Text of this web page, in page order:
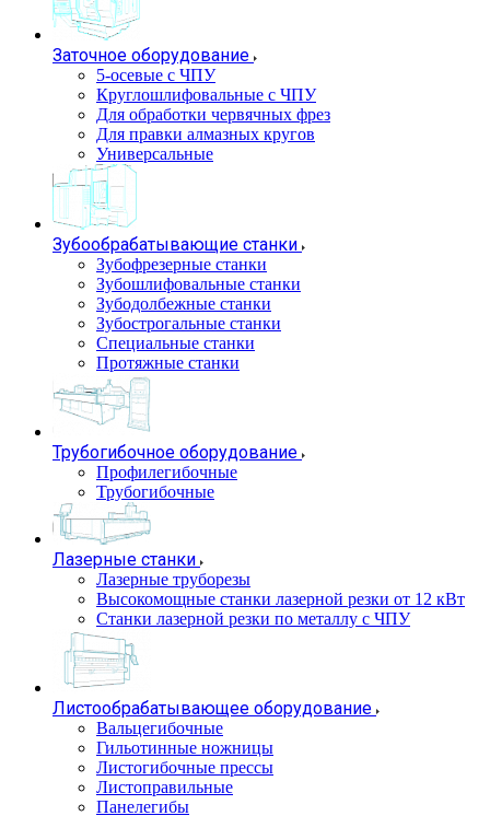
Заточное оборудование
5-осевые с ЧПУ
Круглошлифовальные с ЧПУ
Для обработки червячных фрез
Для правки алмазных кругов
Универсальные
Зубообрабатывающие станки
Зубофрезерные станки
Зубошлифовальные станки
Зубодолбежные станки
Зубострогальные станки
Специальные станки
Протяжные станки
Трубогибочное оборудование
Профилегибочные
Трубогибочные
Лазерные станки
Лазерные труборезы
Высокомощные станки лазерной резки от 12 кВт
Станки лазерной резки по металлу с ЧПУ
Листообрабатывающее оборудование
Вальцегибочные
Гильотинные ножницы
Листогибочные прессы
Листоправильные
Панелегибы